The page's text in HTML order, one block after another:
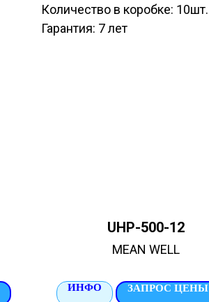
Количество в коробке: 10шт.
Гарантия: 7 лет
UHP-500-12
MEAN WELL
ИНФО ЗАПРОС ЦЕНЫ